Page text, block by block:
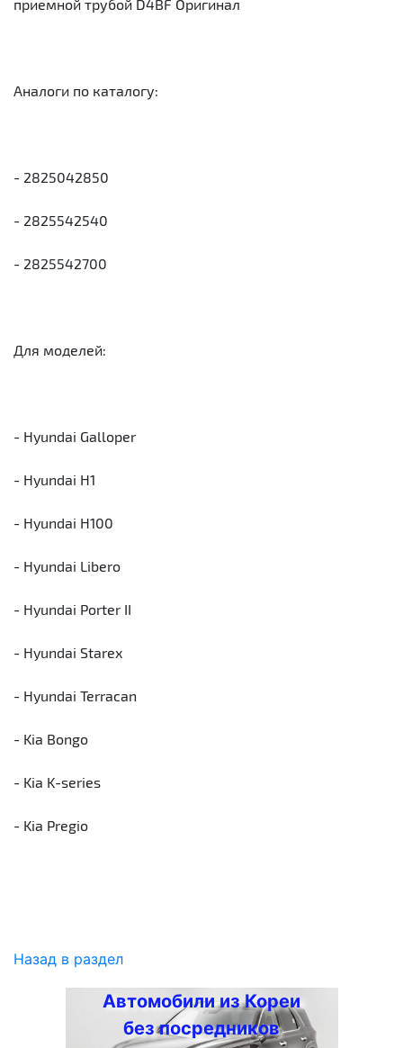
приемной трубой D4BF Оригинал
Аналоги по каталогу:
- 2825042850
- 2825542540
- 2825542700
Для моделей:
- Hyundai Galloper
- Hyundai H1
- Hyundai H100
- Hyundai Libero
- Hyundai Porter II
- Hyundai Starex
- Hyundai Terracan
- Kia Bongo
- Kia K-series
- Kia Pregio
Назад в раздел
Автомобили из Кореи
без посредников